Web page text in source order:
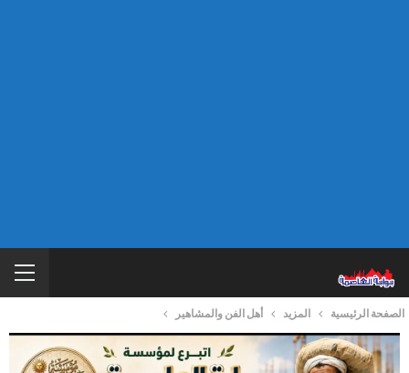
الصفحة الرئيسية المزيد أهل الفن والمشاهير